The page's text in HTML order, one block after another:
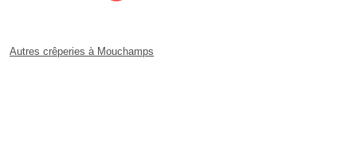
Autres crêperies à Mouchamps